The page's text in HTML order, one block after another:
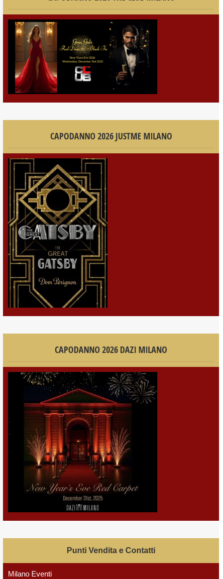
CAPODANNO 2026 JUSTME MILANO
CAPODANNO 2026 DAZI MILANO
Punti Vendita e Contatti
Milano Eventi